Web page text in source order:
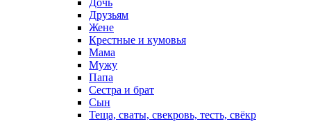
Дочь
Друзьям
Жене
Крестные и кумовья
Мама
Мужу
Папа
Сестра и брат
Сын
Теща, сваты, свекровь, тесть, свёкр